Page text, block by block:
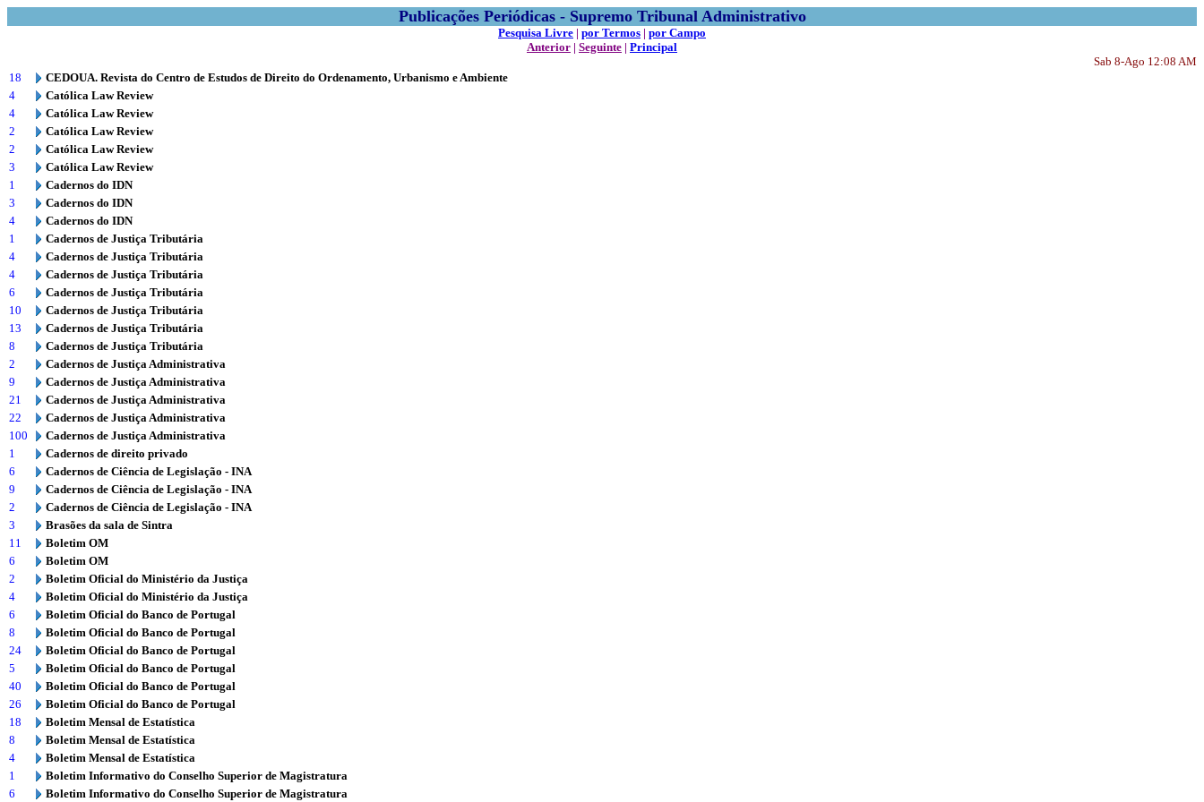
Publicações Periódicas - Supremo Tribunal Administrativo
Pesquisa Livre | por Termos | por Campo
Anterior | Seguinte | Principal
Sab 8-Ago 12:08 AM
18
CEDOUA. Revista do Centro de Estudos de Direito do Ordenamento, Urbanismo e Ambiente
4
Católica Law Review
4
Católica Law Review
2
Católica Law Review
2
Católica Law Review
3
Católica Law Review
1
Cadernos do IDN
3
Cadernos do IDN
4
Cadernos do IDN
1
Cadernos de Justiça Tributária
4
Cadernos de Justiça Tributária
4
Cadernos de Justiça Tributária
6
Cadernos de Justiça Tributária
10
Cadernos de Justiça Tributária
13
Cadernos de Justiça Tributária
8
Cadernos de Justiça Tributária
2
Cadernos de Justiça Administrativa
9
Cadernos de Justiça Administrativa
21
Cadernos de Justiça Administrativa
22
Cadernos de Justiça Administrativa
100
Cadernos de Justiça Administrativa
1
Cadernos de direito privado
6
Cadernos de Ciência de Legislação - INA
9
Cadernos de Ciência de Legislação - INA
2
Cadernos de Ciência de Legislação - INA
3
Brasões da sala de Sintra
11
Boletim OM
6
Boletim OM
2
Boletim Oficial do Ministério da Justiça
4
Boletim Oficial do Ministério da Justiça
6
Boletim Oficial do Banco de Portugal
8
Boletim Oficial do Banco de Portugal
24
Boletim Oficial do Banco de Portugal
5
Boletim Oficial do Banco de Portugal
40
Boletim Oficial do Banco de Portugal
26
Boletim Oficial do Banco de Portugal
18
Boletim Mensal de Estatística
8
Boletim Mensal de Estatística
4
Boletim Mensal de Estatística
1
Boletim Informativo do Conselho Superior de Magistratura
6
Boletim Informativo do Conselho Superior de Magistratura